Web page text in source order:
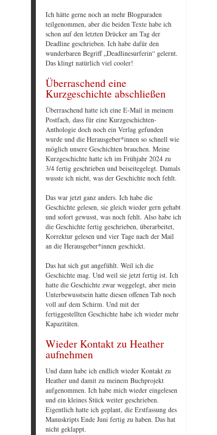
Ich hätte gerne noch an mehr Blogparaden
teilgenommen, aber die beiden Texte habe ich
schon auf den letzten Drücker am Tag der
Deadline geschrieben. Ich habe dafür den
wunderbaren Begriff „Deadlinesurferin“ gelernt.
Das klingt natürlich viel cooler!
Überraschend eine
Kurzgeschichte abschließen
Überraschend hatte ich eine E-Mail in meinem
Postfach, dass für eine Kurzgeschichten-
Anthologie doch noch ein Verlag gefunden
wurde und die Herausgeber*innen so schnell wie
möglich unsere Geschichten brauchen. Meine
Kurzgeschichte hatte ich im Frühjahr 2024 zu
3/4 fertig geschrieben und beiseitegelegt. Damals
wusste ich nicht, was der Geschichte noch fehlt.
Das war jetzt ganz anders. Ich habe die
Geschichte gelesen, sie gleich wieder gern gehabt
und sofort gewusst, was noch fehlt. Also habe ich
die Geschichte fertig geschrieben, überarbeitet,
Korrektur gelesen und vier Tage nach der Mail
an die Herausgeber*innen geschickt.
Das hat sich gut angefühlt. Weil ich die
Geschichte mag. Und weil sie jetzt fertig ist. Ich
hatte die Geschichte zwar weggelegt, aber mein
Unterbewusstsein hatte diesen offenen Tab noch
voll auf dem Schirm. Und mit der
fertiggestellten Geschichte habe ich wieder mehr
Kapazitäten.
Wieder Kontakt zu Heather
aufnehmen
Und dann habe ich endlich wieder Kontakt zu
Heather und damit zu meinem Buchprojekt
aufgenommen. Ich habe mich wieder eingelesen
und ein kleines Stück weiter geschrieben.
Eigentlich hatte ich geplant, die Erstfassung des
Manuskripts Ende Juni fertig zu haben. Das hat
nicht geklappt.